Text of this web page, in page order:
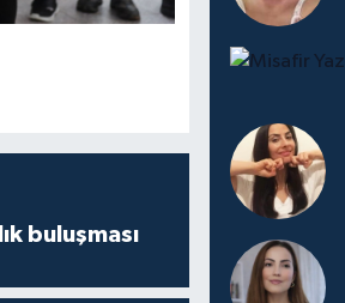
buluşması